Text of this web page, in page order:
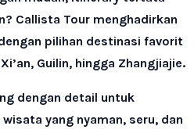
Callista Tour menghadirkan
pilihan destinasi favorit
Guilin, hingga Zhangjiajie.
dengan detail untuk
yang nyaman, seru, dan